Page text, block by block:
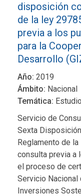
disposición
de la ley
previa a los
para la
Desarrollo
Año: 2019
Ámbito: Nacional
Temática:
Servicio de
Sexta
Reglamento de
consulta previa a
el proceso de
Servicio Nacional
Inversiones